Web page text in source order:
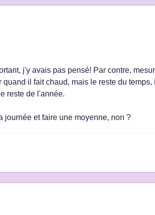
j'y avais pas pensé! Par contre,
il fait chaud, mais le reste du
reste de l'année.
journée et faire une moyenne, non ?